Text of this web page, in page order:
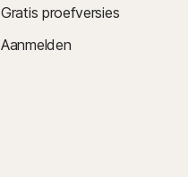
Gratis proefversies
Aanmelden